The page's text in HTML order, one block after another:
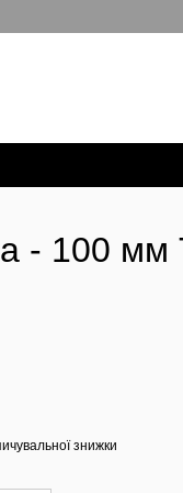
- 100
знижки